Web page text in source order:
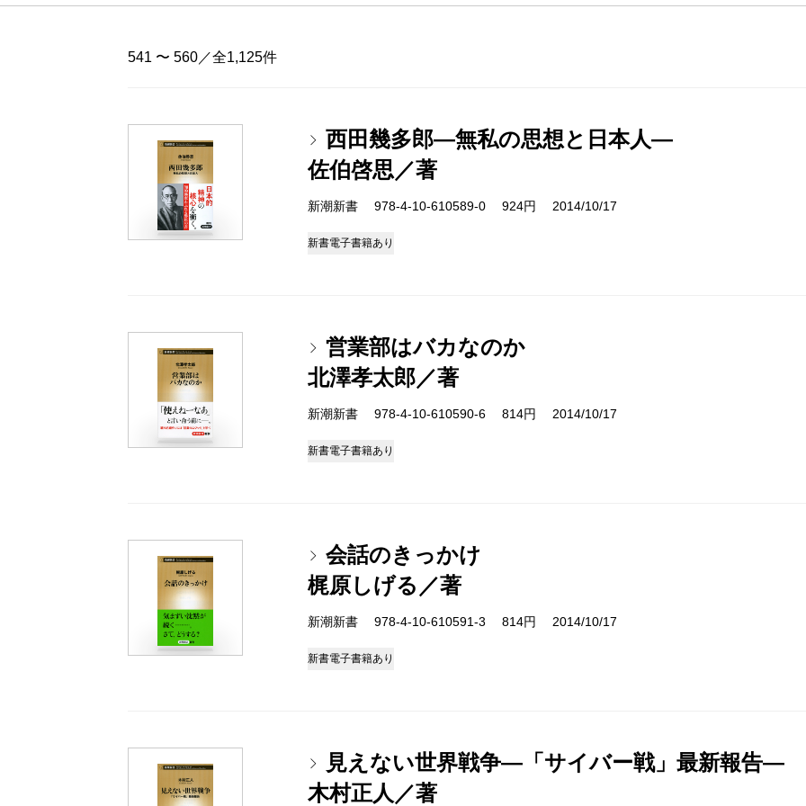
541 〜 560／全1,125件
西田幾多郎―無私の思想と日本人―
佐伯啓思／著
新潮新書 978-4-10-610589-0 924円 2014/10/17
新書電子書籍あり
営業部はバカなのか
北澤孝太郎／著
新潮新書 978-4-10-610590-6 814円 2014/10/17
新書電子書籍あり
会話のきっかけ
梶原しげる／著
新潮新書 978-4-10-610591-3 814円 2014/10/17
新書電子書籍あり
見えない世界戦争―「サイバー戦」最新報告―
木村正人／著